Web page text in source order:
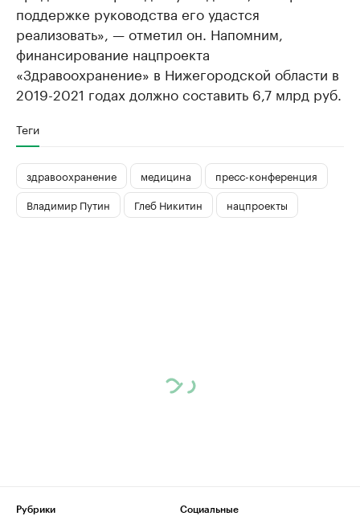
поддержке руководства его удастся
реализовать», — отметил он. Напомним,
финансирование нацпроекта
«Здравоохранение» в Нижегородской области в
2019-2021 годах должно составить 6,7 млрд руб.
Теги
здравоохранение медицина
пресс-конференция
Владимир Путин
Глеб Никитин нацпроекты
Рубрики
Социальные